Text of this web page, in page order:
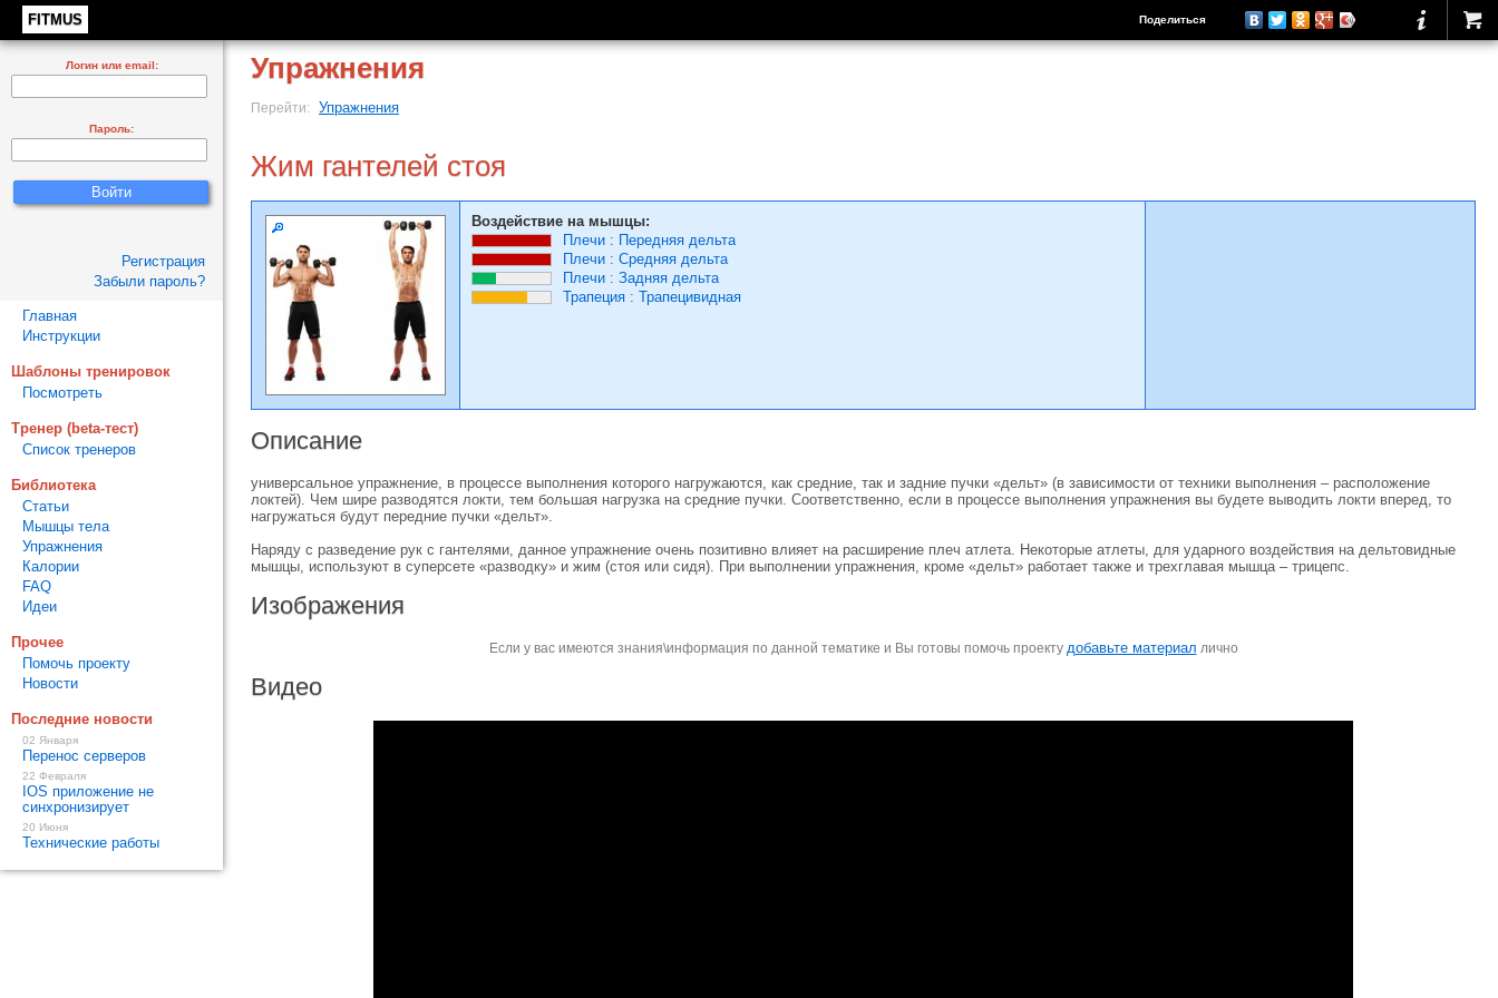
FITMUS Поделиться
Упражнения
Перейти: Упражнения
Жим гантелей стоя
Воздействие на мышцы:
Плечи : Передняя дельта
Плечи : Средняя дельта
Плечи : Задняя дельта
Трапеция : Трапецивидная
Описание
универсальное упражнение, в процессе выполнения которого нагружаются, как средние, так и задние пучки «дельт» (в зависимости от техники выполнения – расположение
локтей). Чем шире разводятся локти, тем большая нагрузка на средние пучки. Соответственно, если в процессе выполнения упражнения вы будете выводить локти вперед, то
нагружаться будут передние пучки «дельт».
Наряду с разведение рук с гантелями, данное упражнение очень позитивно влияет на расширение плеч атлета. Некоторые атлеты, для ударного воздействия на дельтовидные
мышцы, используют в суперсете «разводку» и жим (стоя или сидя). При выполнении упражнения, кроме «дельт» работает также и трехглавая мышца – трицепс.
Изображения
Если у вас имеются знания\информация по данной тематике и Вы готовы помочь проекту добавьте материал лично
Видео
Логин или email:
Пароль:
Регистрация
Забыли пароль?
Главная
Инструкции
Шаблоны тренировок
Посмотреть
Тренер (beta-тест)
Список тренеров
Библиотека
Статьи
Мышцы тела
Упражнения
Калории
FAQ
Идеи
Прочее
Помочь проекту
Новости
Последние новости
02 Января
Перенос серверов
22 Февраля
IOS приложение не
синхронизирует
20 Июня
Технические работы